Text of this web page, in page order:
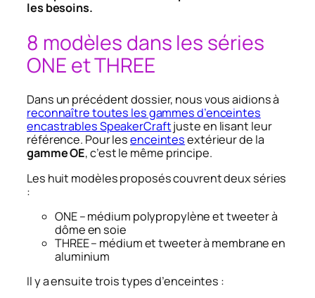
les besoins.
8 modèles dans les séries
ONE et THREE
Dans un précédent dossier, nous vous aidions à
reconnaître toutes les gammes d’enceintes
encastrables SpeakerCraftjuste en lisant leur
référence. Pour lesenceintesextérieur de la
gamme OE, c’est le même principe.
Les huit modèles proposés couvrent deux séries
:
ONE – médium polypropylène et tweeter à
dôme en soie
THREE – médium et tweeter à membrane en
aluminium
Il y a ensuite trois types d’enceintes :